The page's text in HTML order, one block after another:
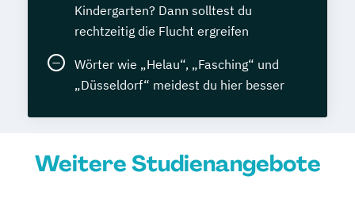
Kindergarten? Dann solltest du
rechtzeitig die Flucht ergreifen
Wörter wie „Helau“, „Fasching“ und
„Düsseldorf“ meidest du hier besser
Weitere Studienangebote